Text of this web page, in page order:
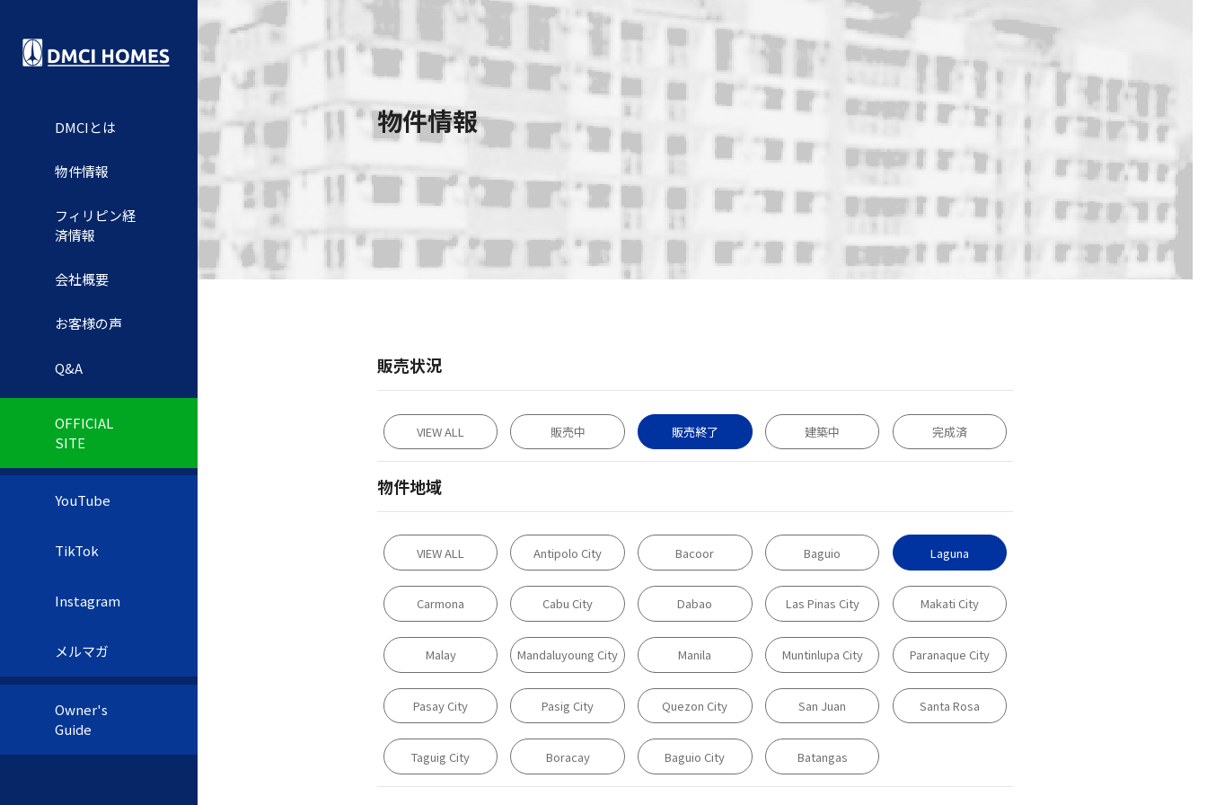
DMCIとは
物件情報
フィリピン経
済情報
会社概要
お客様の声
Q&A
OFFICIAL
SITE
YouTube
TikTok
Instagram
メルマガ
Owner's
Guide
物件情報
販売状況
VIEW ALL 販売中 販売終了 建築中 完成済
物件地域
VIEW ALL Antipolo City Bacoor Baguio Laguna
Carmona Cabu City Dabao Las Pinas City Makati City
Malay Mandaluyoung City Manila Muntinlupa City Paranaque City
Pasay City Pasig City Quezon City San Juan Santa Rosa
Taguig City Boracay Baguio City Batangas